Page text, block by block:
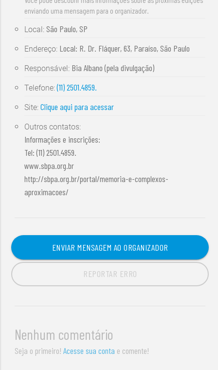
enviando uma mensagem para o organizador.
Local: São Paulo, SP
Endereço: Local: R. Dr. Fláquer, 63, Paraíso, São Paulo
Responsável: Bia Albano (pela divulgação)
Telefone:(11) 2501.4859.
Site:Clique aqui para acessar
Outros contatos:
Informações e inscrições:
Tel: (11) 2501.4859.
www.sbpa.org.br
http://sbpa.org.br/portal/memoria-e-complexos-
aproximacoes/
ENVIAR MENSAGEM AO ORGANIZADOR
REPORTAR ERRO
Nenhum comentário
Seja o primeiro!Acesse sua conta e comente!